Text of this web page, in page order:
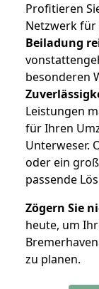
Profitieren
Netzwerk für
Beiladung
besonderen
Leistungen
für Ihren
Unterweser.
oder ein
passende
Zögern Sie
heute, um
zu planen.